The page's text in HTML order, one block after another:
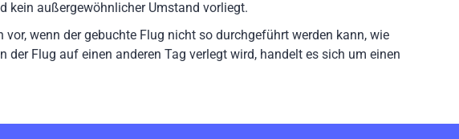
kein außergewöhnlicher Umstand vorliegt.
vor, wenn der gebuchte Flug nicht so durchgeführt werden kann, wie
der Flug auf einen anderen Tag verlegt wird, handelt es sich um einen